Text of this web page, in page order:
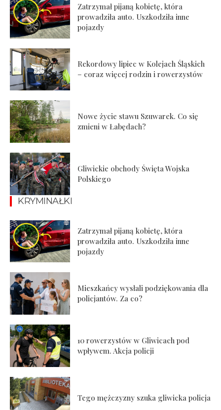
Zatrzymał pijaną kobietę, która
prowadziła auto. Uszkodziła inne
pojazdy
Rekordowy lipiec w Kolejach Śląskich
– coraz więcej rodzin i rowerzystów
Nowe życie stawu Szuwarek. Co się
zmieni w Łabędach?
Gliwickie obchody Święta Wojska
Polskiego
KRYMINAŁKI
Zatrzymał pijaną kobietę, która
prowadziła auto. Uszkodziła inne
pojazdy
Mieszkańcy wysłali podziękowania dla
policjantów. Za co?
10 rowerzystów w Gliwicach pod
wpływem. Akcja policji
Tego mężczyzny szuka gliwicka policja